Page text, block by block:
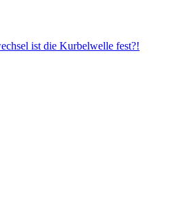
ist die Kurbelwelle fest?!